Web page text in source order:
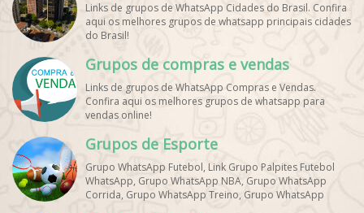
Links de grupos de WhatsApp Cidades do Brasil. Confira
aqui os melhores grupos de whatsapp principais cidades
do Brasil!
Grupos de compras e vendas
Links de grupos de WhatsApp Compras e Vendas.
Confira aqui os melhores grupos de whatsapp para
vendas online!
Grupos de Esporte
Grupo WhatsApp Futebol, Link Grupo Palpites Futebol
WhatsApp, Grupo WhatsApp NBA, Grupo WhatsApp
Corrida, Grupo WhatsApp Treino, Grupo WhatsApp